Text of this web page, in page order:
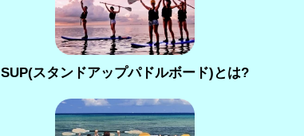
SUP(スタンドアップパドルボード)とは?